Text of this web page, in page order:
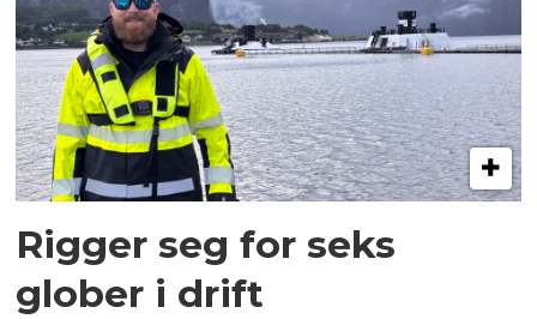
Rigger seg for seks
glober i drift